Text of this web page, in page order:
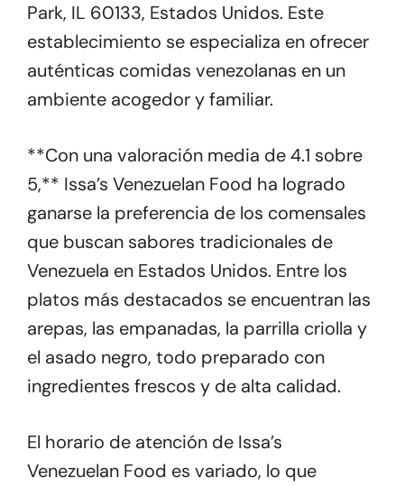
Park, IL 60133, Estados Unidos. Este
establecimiento se especializa en ofrecer
auténticas comidas venezolanas en un
ambiente acogedor y familiar.
**Con una valoración media de 4.1 sobre
5,** Issa’s Venezuelan Food ha logrado
ganarse la preferencia de los comensales
que buscan sabores tradicionales de
Venezuela en Estados Unidos. Entre los
platos más destacados se encuentran las
arepas, las empanadas, la parrilla criolla y
el asado negro, todo preparado con
ingredientes frescos y de alta calidad.
El horario de atención de Issa’s
Venezuelan Food es variado, lo que